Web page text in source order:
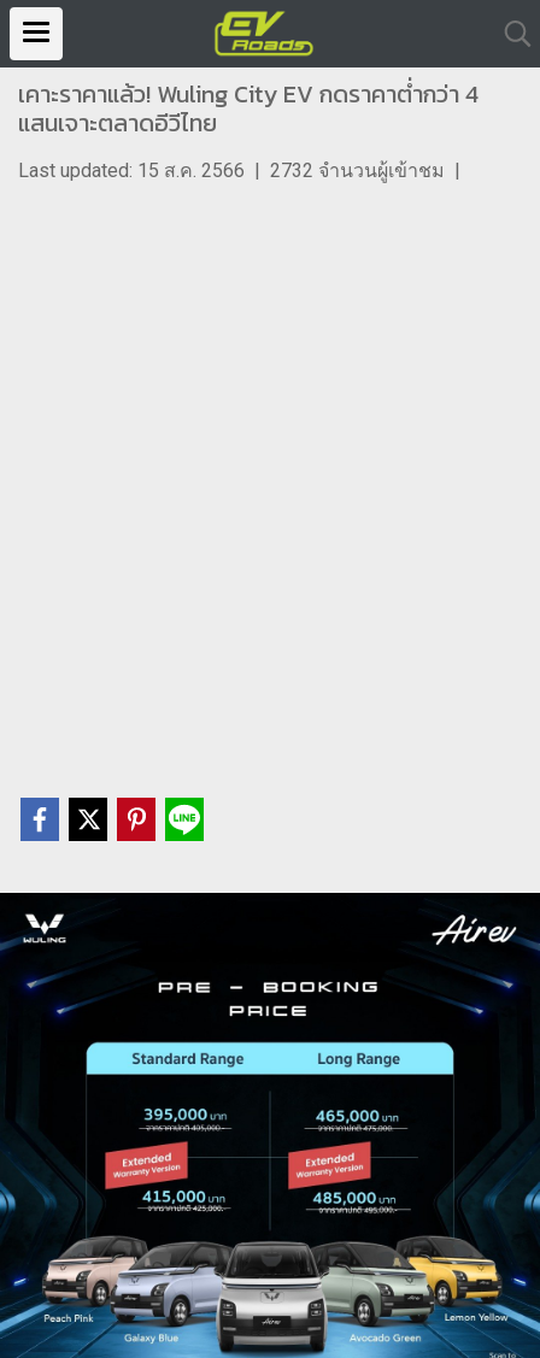
เคาะราคาแล้ว! Wuling City EV กดราคาต่ำกว่า 4
แสนเจาะตลาดอีวีไทย
Last updated: 15 ส.ค. 2566 | 2732 จำนวนผู้เข้าชม |